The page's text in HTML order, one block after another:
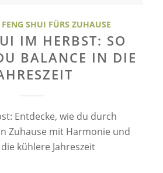
FENG SHUI FÜRS ZUHAUSE
IM HERBST: SO
BALANCE IN DIE
Entdecke, wie du durch
Zuhause mit Harmonie und
kühlere Jahreszeit